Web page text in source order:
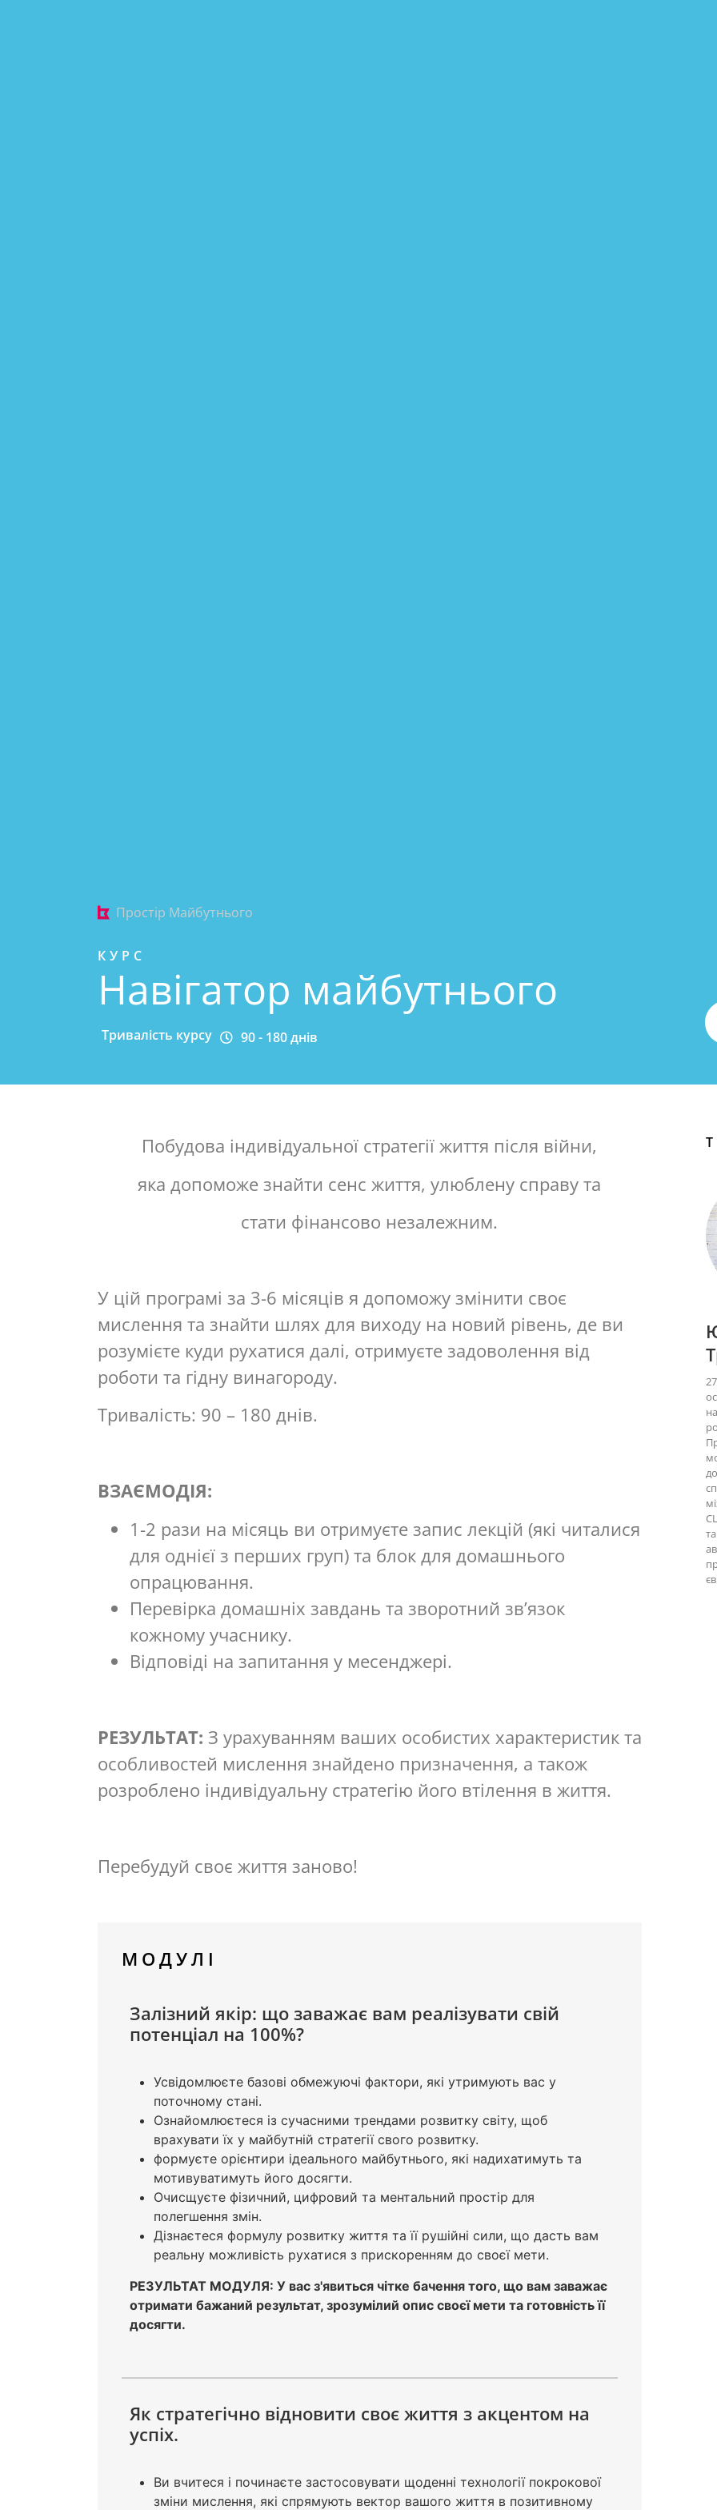
Простір Майбутнього
КУРС
Навігатор майбутнього
Тривалість курсу 90 - 180 днів
Побудова індивідуальної стратегії життя після війни,
яка допоможе знайти сенс життя, улюблену справу та
стати фінансово незалежним.
У цій програмі за 3-6 місяців я допоможу змінити своє
мислення та знайти шлях для виходу на новий рівень, де ви
розумієте куди рухатися далі, отримуєте задоволення від
роботи та гідну винагороду.
Тривалість: 90 – 180 днів.
ВЗАЄМОДІЯ:
1-2 рази на місяць ви отримуєте запис лекцій (які читалися
для однієї з перших груп) та блок для домашнього
опрацювання.
Перевірка домашніх завдань та зворотний зв’язок
кожному учаснику.
Відповіді на запитання у месенджері.
РЕЗУЛЬТАТ: З урахуванням ваших особистих характеристик та
особливостей мислення знайдено призначення, а також
розроблено індивідуальну стратегію його втілення в життя.
Перебудуй своє життя заново!
МОДУЛІ
Залізний якір: що заважає вам реалізувати свій
потенціал на 100%?
Усвідомлюєте базові обмежуючі фактори, які утримують вас у
поточному стані.
Ознайомлюєтеся із сучасними трендами розвитку світу, щоб
врахувати їх у майбутній стратегії свого розвитку.
формуєте орієнтири ідеального майбутнього, які надихатимуть та
мотивуватимуть його досягти.
Очисщуєте фізичний, цифровий та ментальний простір для
полегшення змін.
Дізнаєтеся формулу розвитку життя та її рушійні сили, що дасть вам
реальну можливість рухатися з прискоренням до своєї мети.
РЕЗУЛЬТАТ МОДУЛЯ: У вас з'явиться чітке бачення того, що вам заважає
отримати бажаний результат, зрозумілий опис своєї мети та готовність її
досягти.
Як стратегічно відновити своє життя з акцентом на
успіх.
Ви вчитеся і починаєте застосовувати щоденні технології покрокової
зміни мислення, які спрямують вектор вашого життя в позитивному